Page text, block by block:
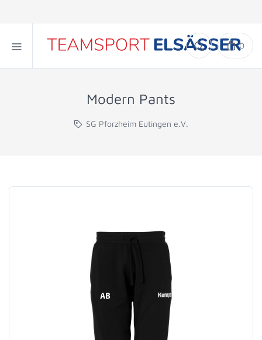
0
Modern Pants
SG Pforzheim Eutingen e.V.